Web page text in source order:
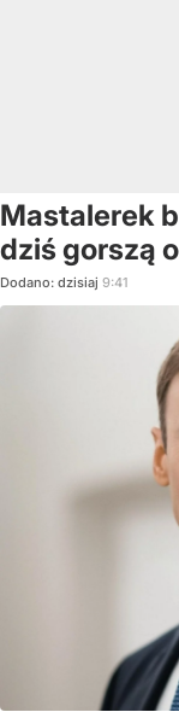
Mastalerek
dziś gorszą
Dodano: dzisiaj 9:41